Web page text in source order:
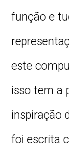
função e
este
isso tem a
inspiração
foi escrita